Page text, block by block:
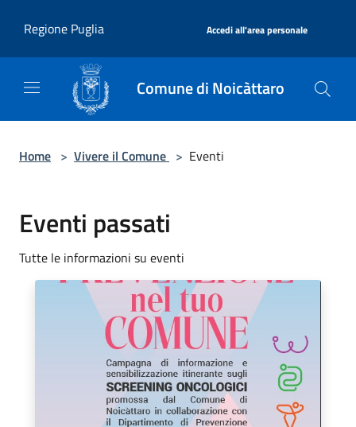
Regione Puglia
Accedi all'area personale
Comune di Noicàttaro
Home > Vivere il Comune > Eventi
Eventi passati
Tutte le informazioni su eventi